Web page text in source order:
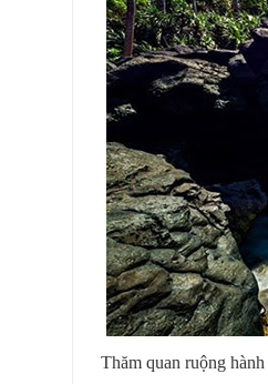
Thăm quan ruộng